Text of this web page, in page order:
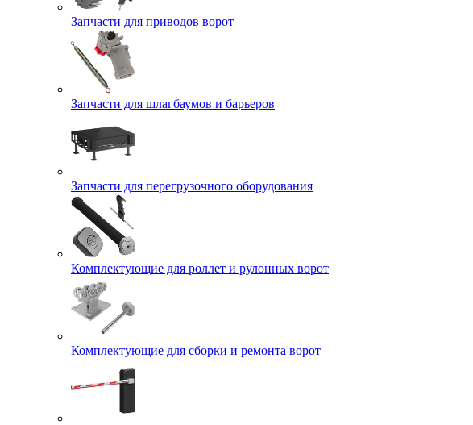
Запчасти для приводов ворот
Запчасти для шлагбаумов и барьеров
Запчасти для перегрузочного оборудования
Комплектующие для роллет и рулонных ворот
Комплектующие для сборки и ремонта ворот